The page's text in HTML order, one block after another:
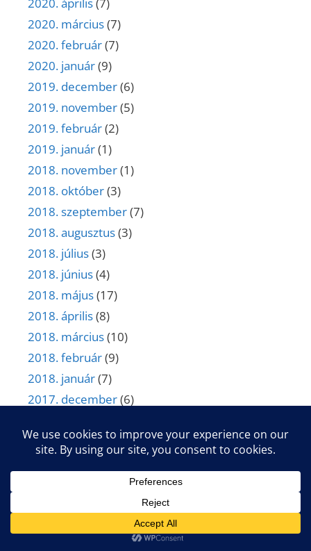
2020. április(7)
2020. március(7)
2020. február(7)
2020. január(9)
2019. december(6)
2019. november(5)
2019. február(2)
2019. január(1)
2018. november(1)
2018. október(3)
2018. szeptember(7)
2018. augusztus(3)
2018. július(3)
2018. június(4)
2018. május(17)
2018. április(8)
2018. március(10)
2018. február(9)
2018. január(7)
2017. december(6)
2017. október (13)
2017. szeptember